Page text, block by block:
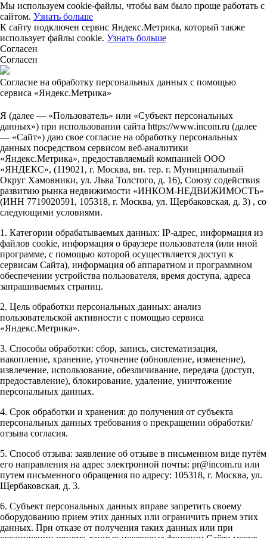
Мы используем cookie-файлы, чтобы вам было проще работать с
сайтом. Узнать больше
К сайту подключен сервис Яндекс.Метрика, который также
использует файлы cookie. Узнать больше
Согласен
Согласен
Согласие на обработку персональных данных с помощью
сервиса «Яндекс.Метрика»
Я (далее — «Пользователь» или «Субъект персональных
данных») при использовании сайта https://www.incom.ru (далее
— «Сайт») даю свое согласие на обработку персональных
данных посредством сервисом веб-аналитики
«Яндекс.Метрика», предоставляемый компанией ООО
«ЯНДЕКС», (119021, г. Москва, вн. тер. г. Муниципальный
Округ Хамовники, ул. Льва Толстого, д. 16), Союзу содействия
развитию рынка недвижимости «ИНКОМ-НЕДВИЖИМОСТЬ»
(ИНН 7719020591, 105318, г. Москва, ул. Щербаковская, д. 3) , со
следующими условиями.
1. Категории обрабатываемых данных: IP-адрес, информация из
файлов cookie, информация о браузере пользователя (или иной
программе, с помощью которой осуществляется доступ к
сервисам Сайта), информация об аппаратном и программном
обеспечении устройства пользователя, время доступа, адреса
запрашиваемых страниц.
2. Цель обработки персональных данных: анализ
пользовательской активности с помощью сервиса
«Яндекс.Метрика».
3. Способы обработки: сбор, запись, систематизация,
накопление, хранение, уточнение (обновление, изменение),
извлечение, использование, обезличивание, передача (доступ,
предоставление), блокирование, удаление, уничтожение
персональных данных.
4. Срок обработки и хранения: до получения от субъекта
персональных данных требования о прекращении обработки/
отзыва согласия.
5. Способ отзыва: заявление об отзыве в письменном виде путём
его направления на адрес электронной почты: pr@incom.ru или
путем письменного обращения по адресу: 105318, г. Москва, ул.
Щербаковская, д. 3.
6. Субъект персональных данных вправе запретить своему
оборудованию прием этих данных или ограничить прием этих
данных. При отказе от получения таких данных или при